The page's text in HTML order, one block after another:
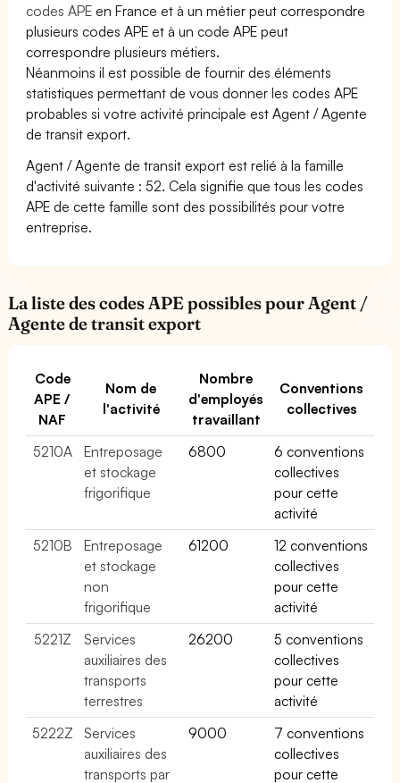
codes APE en France et à un métier peut correspondre
plusieurs codes APE et à un code APE peut
correspondre plusieurs métiers.
Néanmoins il est possible de fournir des éléments
statistiques permettant de vous donner les codes APE
probables si votre activité principale est Agent / Agente
de transit export.
Agent / Agente de transit export est relié à la famille
d'activité suivante : 52. Cela signifie que tous les codes
APE de cette famille sont des possibilités pour votre
entreprise.
La liste des codes APE possibles pour Agent /
Agente de transit export
Code
APE /
NAF
Nom de
l'activité
Nombre
d'employés
travaillant
Conventions
collectives
5210A
Entreposage
et stockage
frigorifique
6800
6 conventions
collectives
pour cette
activité
5210B
Entreposage
et stockage
non
frigorifique
61200
12 conventions
collectives
pour cette
activité
5221Z
Services
auxiliaires des
transports
terrestres
26200
5 conventions
collectives
pour cette
activité
5222Z
Services
auxiliaires des
transports par
9000
7 conventions
collectives
pour cette